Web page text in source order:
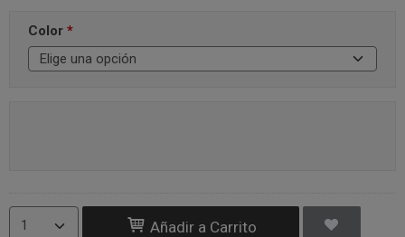
Color *
Añadir a Carrito